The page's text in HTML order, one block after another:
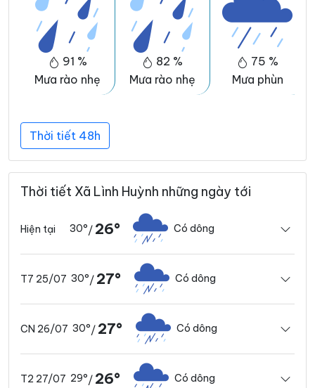
91 %
Mưa rào nhẹ
82 %
Mưa rào nhẹ
75 %
Mưa phùn
Thời tiết 48h
Thời tiết Xã Lình Huỳnh những ngày tới
Hiện tại 30°/ 26° Có dông
T7 25/07 30°/ 27° Có dông
CN 26/07 30°/ 27° Có dông
T2 27/07 29°/ 26° Có dông